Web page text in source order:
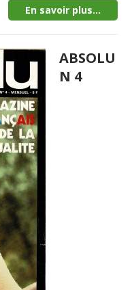
En savoir plus...
ABSOLU
N 4